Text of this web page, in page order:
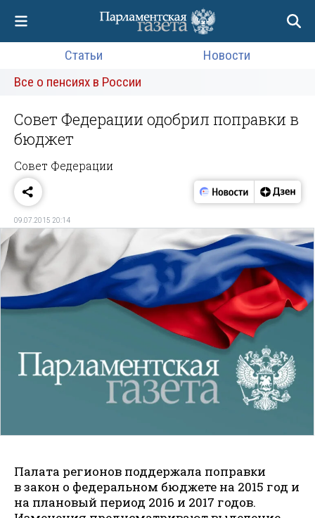
Статьи
Новости
Все о пенсиях в России
Совет Федерации одобрил поправки в
бюджет
Совет Федерации
09.07.2015 20:14
Палата регионов поддержала поправки
в закон о федеральном бюджете на 2015 год и
на плановый период 2016 и 2017 годов.